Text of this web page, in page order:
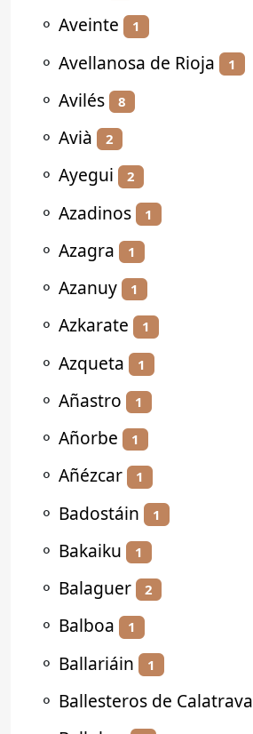
⚬ Aveinte 1
⚬ Avellanosa de Rioja 1
⚬ Avilés 8
⚬ Avià 2
⚬ Ayegui 2
⚬ Azadinos 1
⚬ Azagra 1
⚬ Azanuy 1
⚬ Azkarate 1
⚬ Azqueta 1
⚬ Añastro 1
⚬ Añorbe 1
⚬ Añézcar 1
⚬ Badostáin 1
⚬ Bakaiku 1
⚬ Balaguer 2
⚬ Balboa 1
⚬ Ballariáin 1
⚬ Ballesteros de Calatrava